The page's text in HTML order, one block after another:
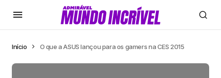
Início O que a ASUS lançou para os gamers na CES 2015